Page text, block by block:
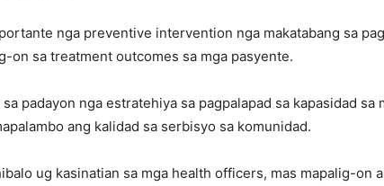
nga preventive intervention nga makatabang sa
on sa treatment outcomes sa mga pasyente.
padayon nga estratehiya sa pagpalapad sa kapasidad
ang kalidad sa serbisyo sa komunidad.
ug kasinatian sa mga health officers, mas mapalig-on